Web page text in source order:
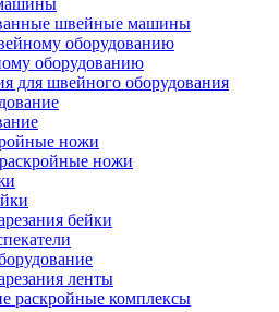
швейные машины
оборудованию
оборудованию
для швейного оборудования
ножи
ножи
бейки
ленты
раскройные комплексы